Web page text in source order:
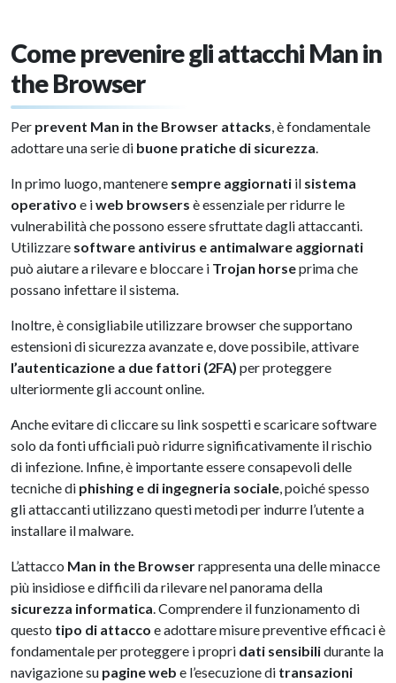
Come prevenire gli attacchi Man in
the Browser
Per prevent Man in the Browser attacks , è fondamentale
adottare una serie di buone pratiche di sicurezza
In primo luogo, mantenere sempre aggiornati il sistema
operativo e iweb browsers è essenziale per ridurre le
vulnerabilità che possono essere sfruttate dagli attaccanti.
Utilizzare software antivirus e antimalware aggiornati
può aiutare a rilevare e bloccare i Trojan horseprima che
possano infettare il sistema.
Inoltre, è consigliabile utilizzare browser che supportano
estensioni di sicurezza avanzate e, dove possibile, attivare
l’autenticazione a due fattori (2FA) per proteggere
ulteriormente gli account online.
Anche evitare di cliccare su link sospetti e scaricare software
solo da fonti ufficiali può ridurre significativamente il rischio
di infezione. Infine, è importante essere consapevoli delle
tecniche di phishing e di ingegneria sociale , poiché spesso
gli attaccanti utilizzano questi metodi per indurre l’utente a
installare il malware.
L’attacco Man in the Browserrappresenta una delle minacce
più insidiose e difficili da rilevare nel panorama della
sicurezza informatica . Comprendere il funzionamento di
questo tipo di attacco e adottare misure preventive efficaci è
fondamentale per proteggere i propri dati sensibilidurante la
navigazione su pagine web e l’esecuzione di transazioni